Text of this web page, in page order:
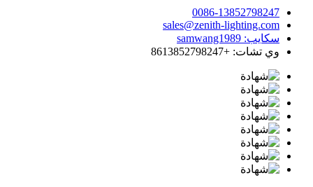
0086-13852798247
sales@zenith-lighting.com
سكايب: samwang1989
وي تشات: +8613852798247